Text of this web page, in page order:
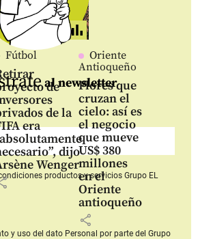
Fútbol
de
de la
era
dijo
Wenger
Oriente
Antioqueño
Flores que
cruzan el
cielo: así es
el negocio
que mueve
US$ 380
millones
en el
Oriente
antioqueño
share
al newsletter
productos y serviciosGrupo EL
y uso del dato Personal por parte del Grupo